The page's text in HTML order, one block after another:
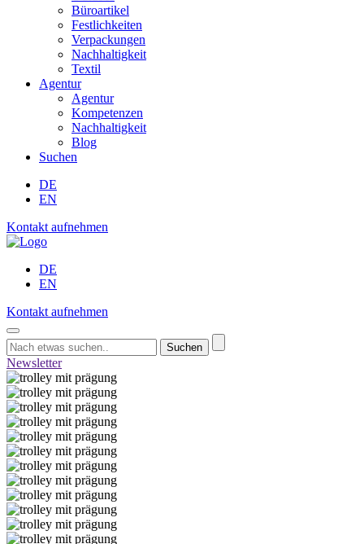
Büroartikel
Festlichkeiten
Verpackungen
Nachhaltigkeit
Textil
Agentur
Agentur
Kompetenzen
Nachhaltigkeit
Blog
Suchen
DE
EN
Kontakt aufnehmen
DE
EN
Kontakt aufnehmen
Suchen
Newsletter